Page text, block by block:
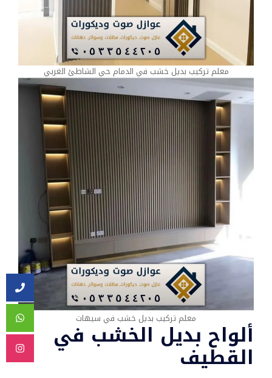
معلم تركيب بديل خشب في الدمام حي الشاطئ الغربي
معلم تركيب بديل خشب في سيهات
ألواح بديل الخشب في
القطيف